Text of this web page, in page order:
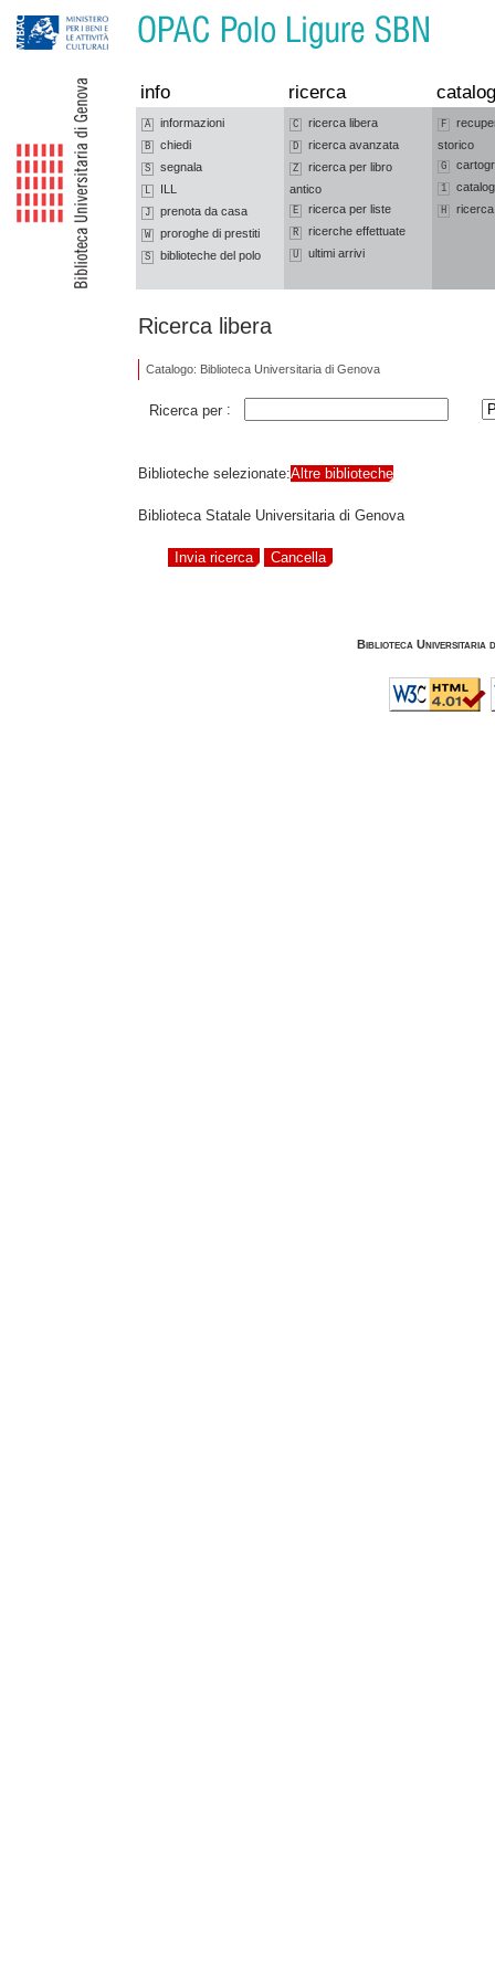
info ricerca
A informazioni
B chiedi
S segnala
L ILL
J prenota da casa
W proroghe di prestiti
S biblioteche del polo
C ricerca libera
D ricerca avanzata
Z
ricerca per libro
antico
E ricerca per liste
R ricerche effettuate
U ultimi arrivi
F
storico
G
1
H ricerca
Ricerca libera
Catalogo: Biblioteca Universitaria di Genova
Ricerca per :
Biblioteche selezionate:Altre biblioteche
Biblioteca Statale Universitaria di Genova
Biblioteca Universitaria